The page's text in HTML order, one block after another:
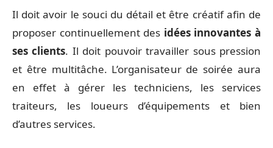
Il doit avoir le souci du détail et être créatif afin de
proposer continuellement des idées innovantes à
ses clients. Il doit pouvoir travailler sous pression
et être multitâche. L’organisateur de soirée aura
en effet à gérer les techniciens, les services
traiteurs, les loueurs d’équipements et bien
d’autres services.